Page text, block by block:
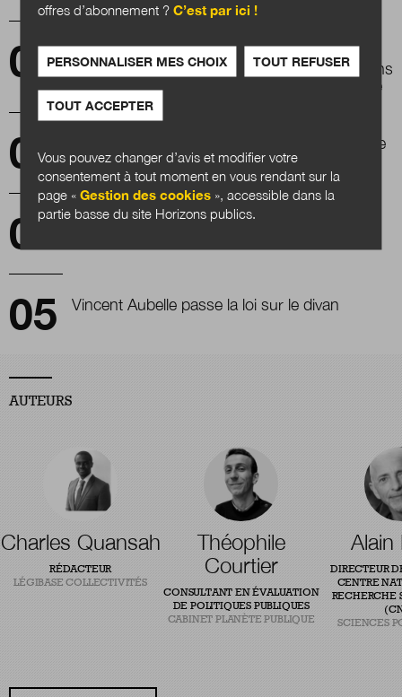
Les élus locaux de petites villes et la
participation citoyenne dans les projets urbains
: une question opérationnelle et de recherche
Le numérique bouscule-t-il le pouvoir étatique
?
Les nouveaux récits et l'imaginaire comme
Vincent Aubelle passe la loi sur le divan
AUTEURS
Charles Quansah
RÉDACTEUR
LÉGIBASE COLLECTIVITÉS
Théophile
Courtier
CONSULTANT EN ÉVALUATION
DE POLITIQUES PUBLIQUES
CABINET PLANÈTE PUBLIQUE
Alain
DIRECTEUR
CENTRE
RECHERCHE
SCIENCES
offres d’abonnement ?C’est par ici !
PERSONNALISER MES CHOIX TOUT REFUSER
TOUT ACCEPTER
Vous pouvez changer d’avis et modifier votre
consentement à tout moment en vous rendant sur la
page «Gestion des cookies », accessible dans la
partie basse du site Horizons publics.